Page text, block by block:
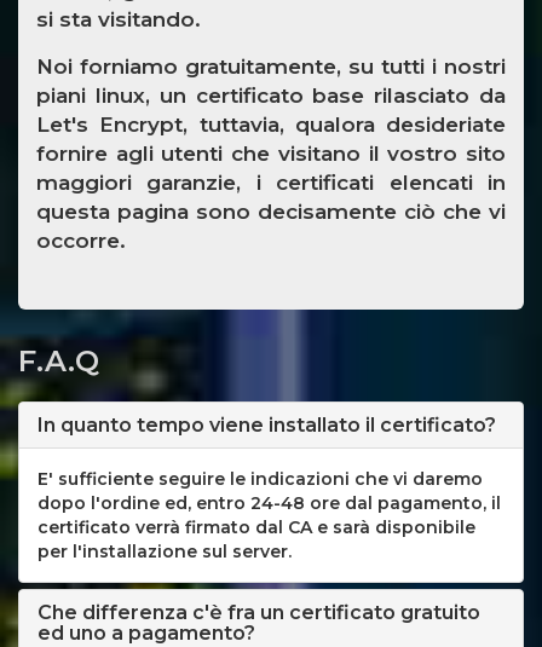
si sta visitando.
Noi forniamo gratuitamente, su tutti i nostri
piani linux, un certificato base rilasciato da
Let's Encrypt, tuttavia, qualora desideriate
fornire agli utenti che visitano il vostro sito
maggiori garanzie, i certificati elencati in
questa pagina sono decisamente ciò che vi
occorre.
F.A.Q
In quanto tempo viene installato il certificato?
E' sufficiente seguire le indicazioni che vi daremo
dopo l'ordine ed, entro 24-48 ore dal pagamento, il
certificato verrà firmato dal CA e sarà disponibile
per l'installazione sul server.
Che differenza c'è fra un certificato gratuito
ed uno a pagamento?